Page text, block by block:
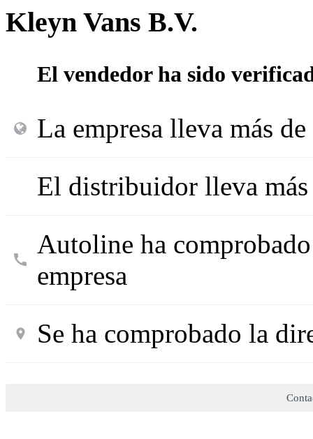
Kleyn Vans B.V.
El vendedor ha sido
La empresa lleva más
El distribuidor lleva
Autoline ha
empresa
Se ha comprobado la